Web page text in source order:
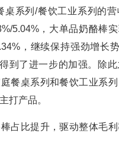
桌系列/餐饮工业系列的
5.04%，大单品奶酪棒
，继续保持强劲增长
到了进一步的加强。除此
餐桌系列和餐饮工业系
打产品。
比提升，驱动整体毛利